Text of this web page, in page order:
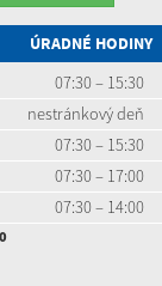
ÚRADNÉ HODINY
07:30 – 15:30
nestránkový deň
07:30 – 15:30
07:30 – 17:00
07:30 – 14:00